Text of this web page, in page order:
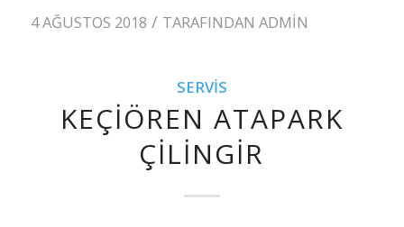
4 AĞUSTOS 2018 / TARAFINDAN ADMIN
SERVIS
KEÇIÖREN ATAPARK
ÇILINGIR